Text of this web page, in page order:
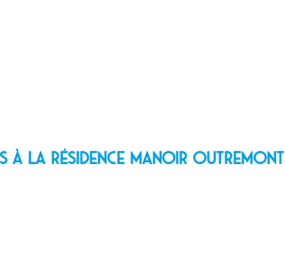
à la résidence Manoir Outremont